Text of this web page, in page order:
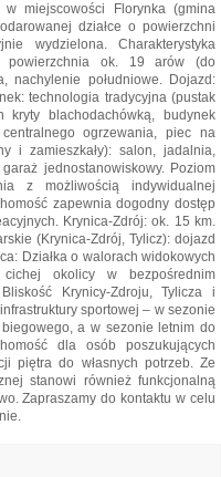
miejscowości Florynka (gmina
działce o powierzchni
wydzielona. Charakterystyka
powierzchnia ok. 19 arów (do
nachylenie południowe. Dojazd:
technologia tradycyjna (pustak
kryty blachodachówką, budynek
ogrzewania, piec na
i zamieszkały): salon, jadalnia,
jednostanowiskowy. Poziom
z możliwością indywidualnej
zapewnia dogodny dostęp
Krynica-Zdrój: ok. 15 km.
(Krynica-Zdrój, Tylicz): dojazd
Działka o walorach widokowych
okolicy w bezpośrednim
Krynicy-Zdroju, Tylicza i
sportowej – w sezonie
a w sezonie letnim do
dla osób poszukujących
piętra do własnych potrzeb. Ze
stanowi również funkcjonalną
Zapraszamy do kontaktu w celu